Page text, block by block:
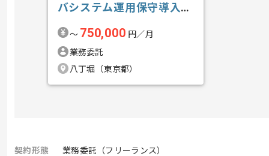
バシステム運用保守導入技
〜 750,000 円／月
業務委託
八丁堀（東京都）
契約形態
業務委託（フリーランス）